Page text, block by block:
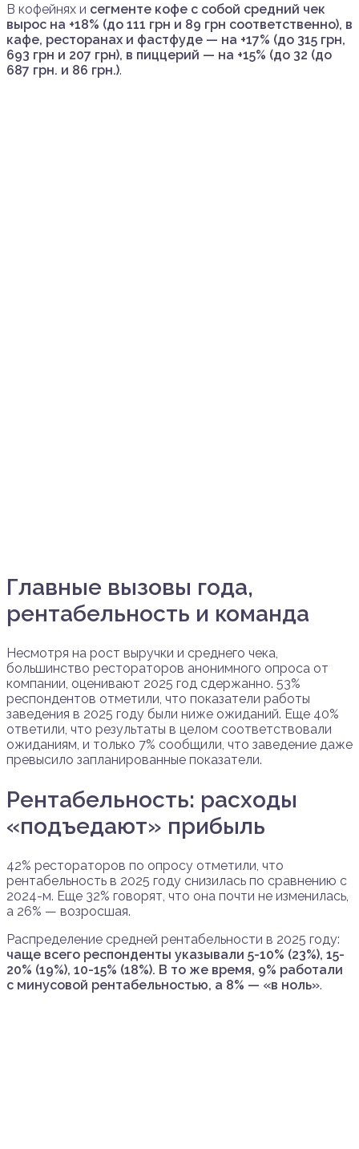
В кофейнях и сегменте кофе с собой средний чек
вырос на +18% (до 111 грн и 89 грн соответственно), в
кафе, ресторанах и фастфуде — на +17% (до 315 грн,
693 грн и 207 грн), в пиццерий — на +15% (до 32 (до
687 грн. и 86 грн.).
Главные вызовы года,
рентабельность и команда
Несмотря на рост выручки и среднего чека,
большинство рестораторов анонимного опроса от
компании, оценивают 2025 год сдержанно. 53%
респондентов отметили, что показатели работы
заведения в 2025 году были ниже ожиданий. Еще 40%
ответили, что результаты в целом соответствовали
ожиданиям, и только 7% сообщили, что заведение даже
превысило запланированные показатели.
Рентабельность: расходы
«подъедают» прибыль
42% рестораторов по опросу отметили, что
рентабельность в 2025 году снизилась по сравнению с
2024-м. Еще 32% говорят, что она почти не изменилась,
а 26% — возросшая.
Распределение средней рентабельности в 2025 году:
чаще всего респонденты указывали 5-10% (23%), 15-
20% (19%), 10-15% (18%). В то же время, 9% работали
с минусовой рентабельностью, а 8% — «в ноль».